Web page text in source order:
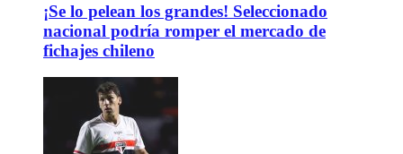
¡Se lo pelean los grandes! Seleccionado
nacional podría romper el mercado de
fichajes chileno